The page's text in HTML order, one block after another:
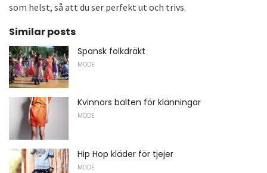
som helst, så att du ser perfekt ut och trivs.
Similar posts
Spansk folkdräkt
MODE
Kvinnors bälten för klänningar
MODE
Hip Hop kläder för tjejer
MODE